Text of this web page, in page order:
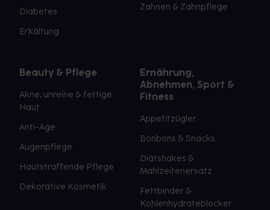
Diabetes
Erkältung
Zahnen & Zahnpflege
Beauty & Pflege
Akne, unreine & fettige
Haut
Anti-Age
Augenpflege
Hautstraffende Pflege
Dekorative Kosmetik
Ernährung,
Abnehmen, Sport &
Fitness
Appetitzügler
Bonbons & Snacks
Diätshakes &
Mahlzeitenersatz
Fettbinder &
Kohlenhydrateblocker